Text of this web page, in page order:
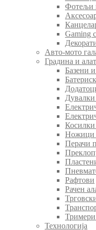
Фотељи
Gaming
Авто-мото
Градина и алат
Базени
Дувалки
Косилки
Ножици
Перачи
Рафтови
Рачен
Технологија